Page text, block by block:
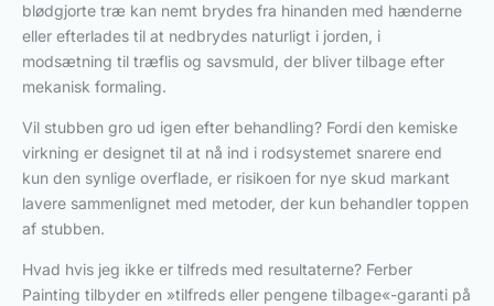
blødgjorte træ kan nemt brydes fra hinanden med hænderne
eller efterlades til at nedbrydes naturligt i jorden, i
modsætning til træflis og savsmuld, der bliver tilbage efter
mekanisk formaling.
Vil stubben gro ud igen efter behandling? Fordi den kemiske
virkning er designet til at nå ind i rodsystemet snarere end
kun den synlige overflade, er risikoen for nye skud markant
lavere sammenlignet med metoder, der kun behandler toppen
af stubben.
Hvad hvis jeg ikke er tilfreds med resultaterne? Ferber
Painting tilbyder en »tilfreds eller pengene tilbage«-garanti på